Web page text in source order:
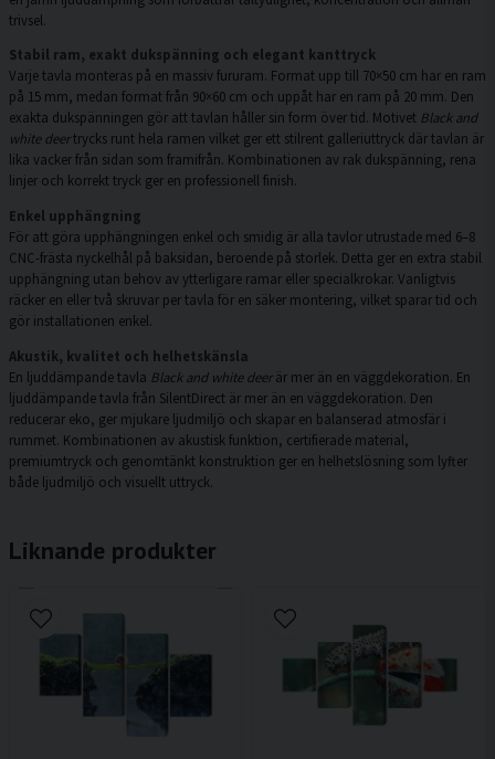
trivsel.
Stabil ram, exakt dukspänning och elegant kanttryck
Varje tavla monteras på en massiv fururam. Format upp till 70×50 cm har en ram
på 15 mm, medan format från 90×60 cm och uppåt har en ram på 20 mm. Den
exakta dukspänningen gör att tavlan håller sin form över tid. Motivet Black and
white deertrycks runt hela ramen vilket ger ett stilrent galleriuttryck där tavlan är
lika vacker från sidan som framifrån. Kombinationen av rak dukspänning, rena
linjer och korrekt tryck ger en professionell finish.
Enkel upphängning
För att göra upphängningen enkel och smidig är alla tavlor utrustade med 6–8
CNC-frästa nyckelhål på baksidan, beroende på storlek. Detta ger en extra stabil
upphängning utan behov av ytterligare ramar eller specialkrokar. Vanligtvis
räcker en eller två skruvar per tavla för en säker montering, vilket sparar tid och
gör installationen enkel.
Akustik, kvalitet och helhetskänsla
En ljuddämpande tavla Black and white deerär mer än en väggdekoration. En
ljuddämpande tavla från SilentDirect är mer än en väggdekoration. Den
reducerar eko, ger mjukare ljudmiljö och skapar en balanserad atmosfär i
rummet. Kombinationen av akustisk funktion, certifierade material,
premiumtryck och genomtänkt konstruktion ger en helhetslösning som lyfter
både ljudmiljö och visuellt uttryck.
Liknande produkter